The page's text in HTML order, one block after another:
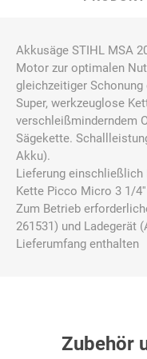
Akkusäge STIHL MSA
Motor zur optimalen
gleichzeitiger
Super, werkzeuglose
verschleißminderndem
Sägekette.
Akku).
Lieferung
Kette Picco Micro 3 1/4''
Zum Betrieb
261531) und Ladegerät
Lieferumfang enthalten
Zubehör